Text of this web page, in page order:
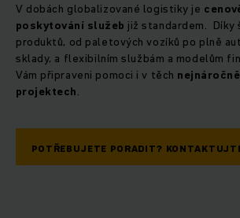
V dobách globalizované logistiky je
poskytování služeb již standardem.
produktů, od paletových vozíků po plně
sklady, a flexibilním službám a modelům
Vám připraveni pomoci i v těch
projektech.
POTŘEBUJETE PORADIT?